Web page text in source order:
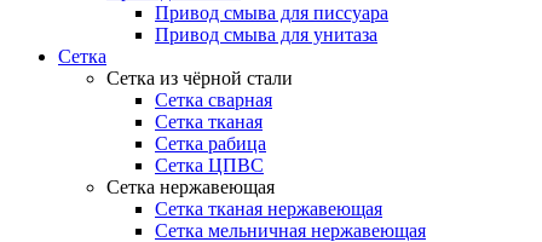
Привод смыва для писсуара
Привод смыва для унитаза
Сетка
Сетка из чёрной стали
Сетка сварная
Сетка тканая
Сетка рабица
Сетка ЦПВС
Сетка нержавеющая
Сетка тканая нержавеющая
Сетка мельничная нержавеющая